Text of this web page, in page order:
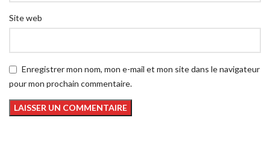
Site web
Enregistrer mon nom, mon e-mail et mon site dans le navigateur
pour mon prochain commentaire.